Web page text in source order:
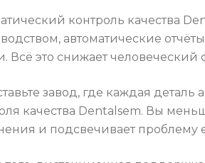
контроль качества
автоматические
Всё это снижает
завод, где каждая деталь
качества Dentalsem. Вы
и подсвечивает проблему